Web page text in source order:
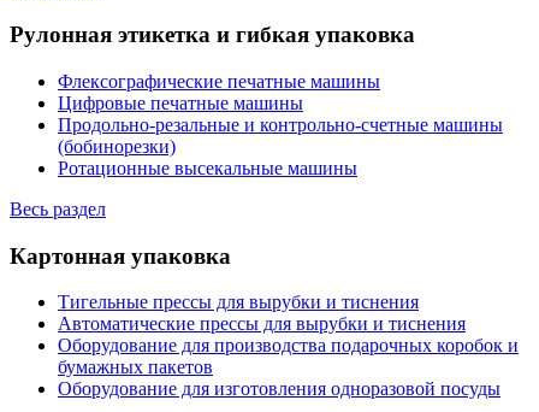
Рулонная этикетка и гибкая упаковка
Флексографические печатные машины
Цифровые печатные машины
Продольно-резальные и контрольно-счетные машины
(бобинорезки)
Ротационные высекальные машины
Весь раздел
Картонная упаковка
Тигельные прессы для вырубки и тиснения
Автоматические прессы для вырубки и тиснения
Оборудование для производства подарочных коробок и
бумажных пакетов
Оборудование для изготовления одноразовой посуды